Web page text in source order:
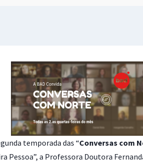
temporada das “Conversas com
Pessoa”, a Professora Doutora